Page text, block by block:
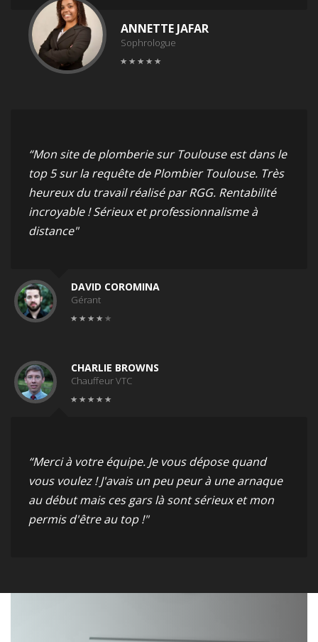
ANNETTE JAFAR
Sophrologue
“Mon site de plomberie sur Toulouse est dans le
top 5 sur la requête de Plombier Toulouse. Très
heureux du travail réalisé par RGG. Rentabilité
incroyable ! Sérieux et professionnalisme à
distance"
DAVID COROMINA
Gérant
CHARLIE BROWNS
Chauffeur VTC
“Merci à votre équipe. Je vous dépose quand
vous voulez ! J'avais un peu peur à une arnaque
au début mais ces gars là sont sérieux et mon
permis d'être au top !"